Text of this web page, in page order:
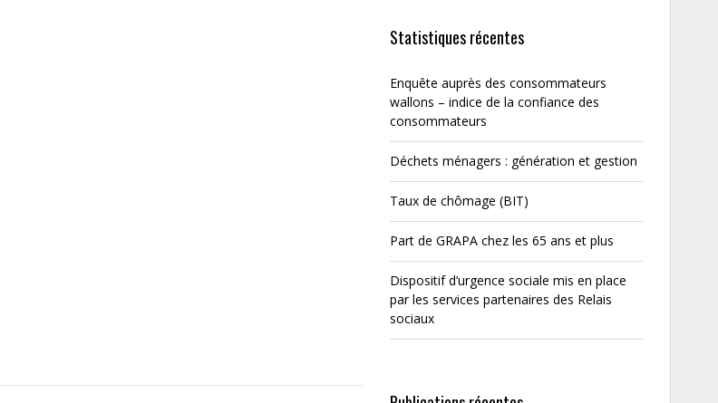
Statistiques récentes
Enquête auprès des consommateurs
wallons – indice de la confiance des
consommateurs
Déchets ménagers : génération et gestion
Taux de chômage (BIT)
Part de GRAPA chez les 65 ans et plus
Dispositif d’urgence sociale mis en place
par les services partenaires des Relais
sociaux